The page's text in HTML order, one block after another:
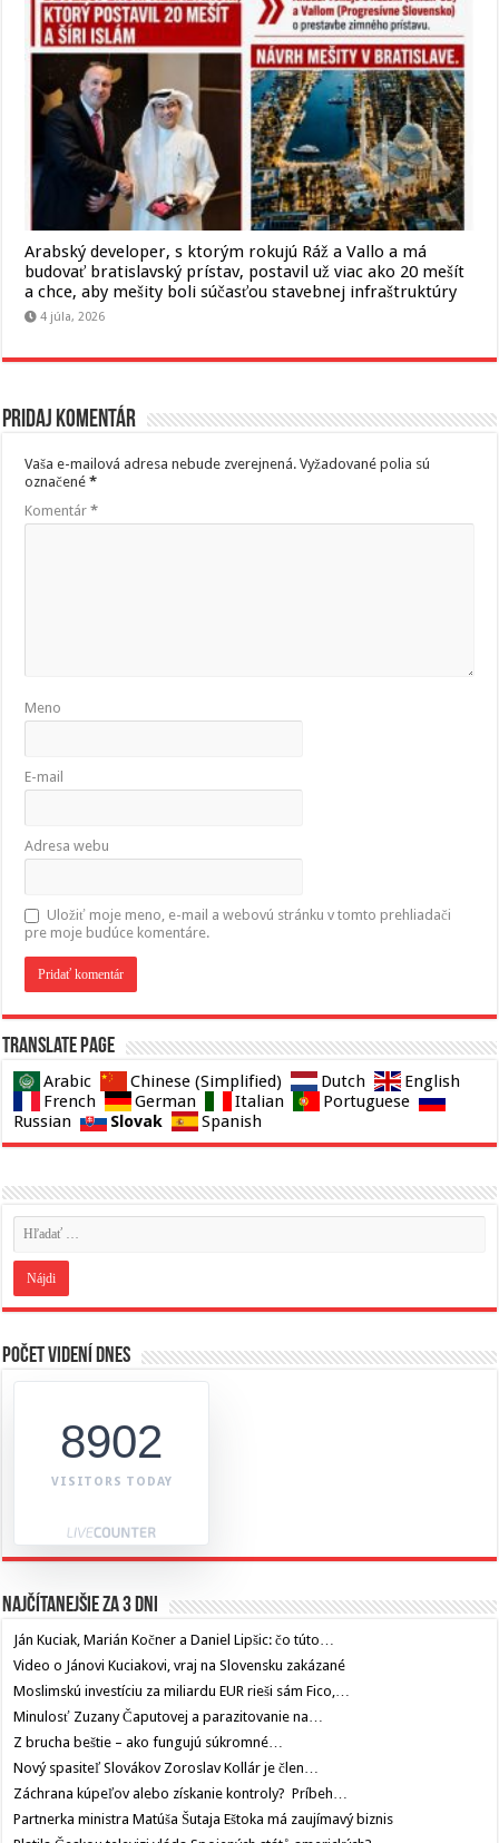
Arabský developer, s ktorým rokujú Ráž a Vallo a má
budovať bratislavský prístav, postavil už viac ako 20 mešít
a chce, aby mešity boli súčasťou stavebnej infraštruktúry
4 júla, 2026
Pridaj komentár
Vaša e-mailová adresa nebude zverejnená. Vyžadované polia sú
označené*
Komentár*
Meno
E-mail
Adresa webu
Uložiť moje meno, e-mail a webovú stránku v tomto prehliadači
pre moje budúce komentáre.
Translate page
Arabic Chinese (Simplified) Dutch
English
French
German Italian
Portuguese
Russian
Slovak Spanish
Počet videní dnes
8902
VISITORS TODAY
Najčítanejšie za 3 dni
Ján Kuciak, Marián Kočner a Daniel Lipšic: čo túto…
Video o Jánovi Kuciakovi, vraj na Slovensku zakázané
Moslimskú investíciu za miliardu EUR rieši sám Fico,…
Minulosť Zuzany Čaputovej a parazitovanie na…
Z brucha beštie – ako fungujú súkromné…
Nový spasiteľ Slovákov Zoroslav Kollár je člen…
Záchrana kúpeľov alebo získanie kontroly? Príbeh…
Partnerka ministra Matúša Šutaja Eštoka má zaujímavý biznis